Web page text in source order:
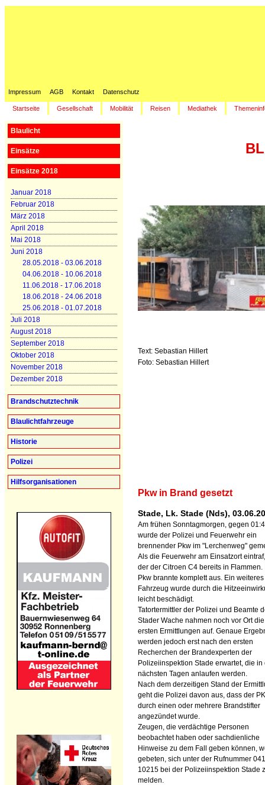
Impressum AGB Kontakt Datenschutz
Startseite Gesellschaft Mobilität Reisen Mediathek
Blaulicht
Einsätze
Einsätze 2018
Januar 2018
Februar 2018
März 2018
April 2018
Mai 2018
Juni 2018
28.05.2018 - 03.06.2018
04.06.2018 - 10.06.2018
11.06.2018 - 17.06.2018
18.06.2018 - 24.06.2018
25.06.2018 - 01.07.2018
Juli 2018
August 2018
September 2018
Oktober 2018
November 2018
Dezember 2018
Brandschutztechnik
Blaulichtfahrzeuge
Historie
Polizei
Hilfsorganisationen
Text: Sebastian Hillert
Foto: Sebastian Hillert
Pkw in Brand gesetzt
Stade, Lk. Stade (Nds),
Am frühen Sonntagmorgen, gegen
wurde der Polizei und Feuerwehr ein
brennender Pkw im "Lerchenweg"
Als die Feuerwehr am Einsatzort
der der Citroen C4 bereits in Flammen.
Pkw brannte komplett aus. Ein weiteres
Fahrzeug wurde durch die
leicht beschädigt.
Tatortermittler der Polizei und Beamte
Stader Wache nahmen noch vor Ort die
ersten Ermittlungen auf. Genaue
werden jedoch erst nach den ersten
Recherchen der Brandexperten der
Polizeiinspektion Stade erwartet, die in
nächsten Tagen anlaufen werden.
Nach dem derzeitigen Stand der
geht die Polizei davon aus, dass der
durch einen oder mehrere Brandstifter
angezündet wurde.
Zeugen, die verdächtige Personen
beobachtet haben oder sachdienliche
Hinweise zu dem Fall geben können,
gebeten, sich unter der Rufnummer
10215 bei der Polizeiinspektion Stade
melden.